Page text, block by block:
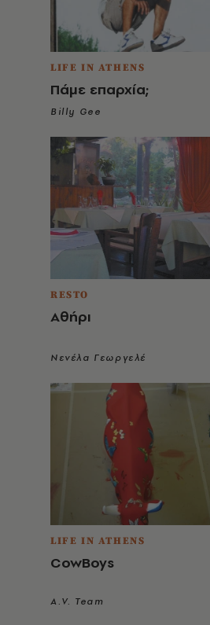
LIFE IN ATHENS
Πάμε επαρχία;
Billy Gee
RESTO
Αθήρι
Νενέλα Γεωργελέ
LIFE IN ATHENS
CowBoys
A.V. Team